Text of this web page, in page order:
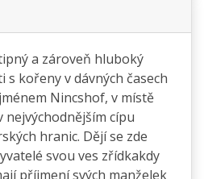
a zároveň hluboký
kořeny v dávných časech
Nincshof, v místě
nejvýchodnějším cípu
hranic. Dějí se zde
svou ves zřídkakdy
příjmení svých manželek